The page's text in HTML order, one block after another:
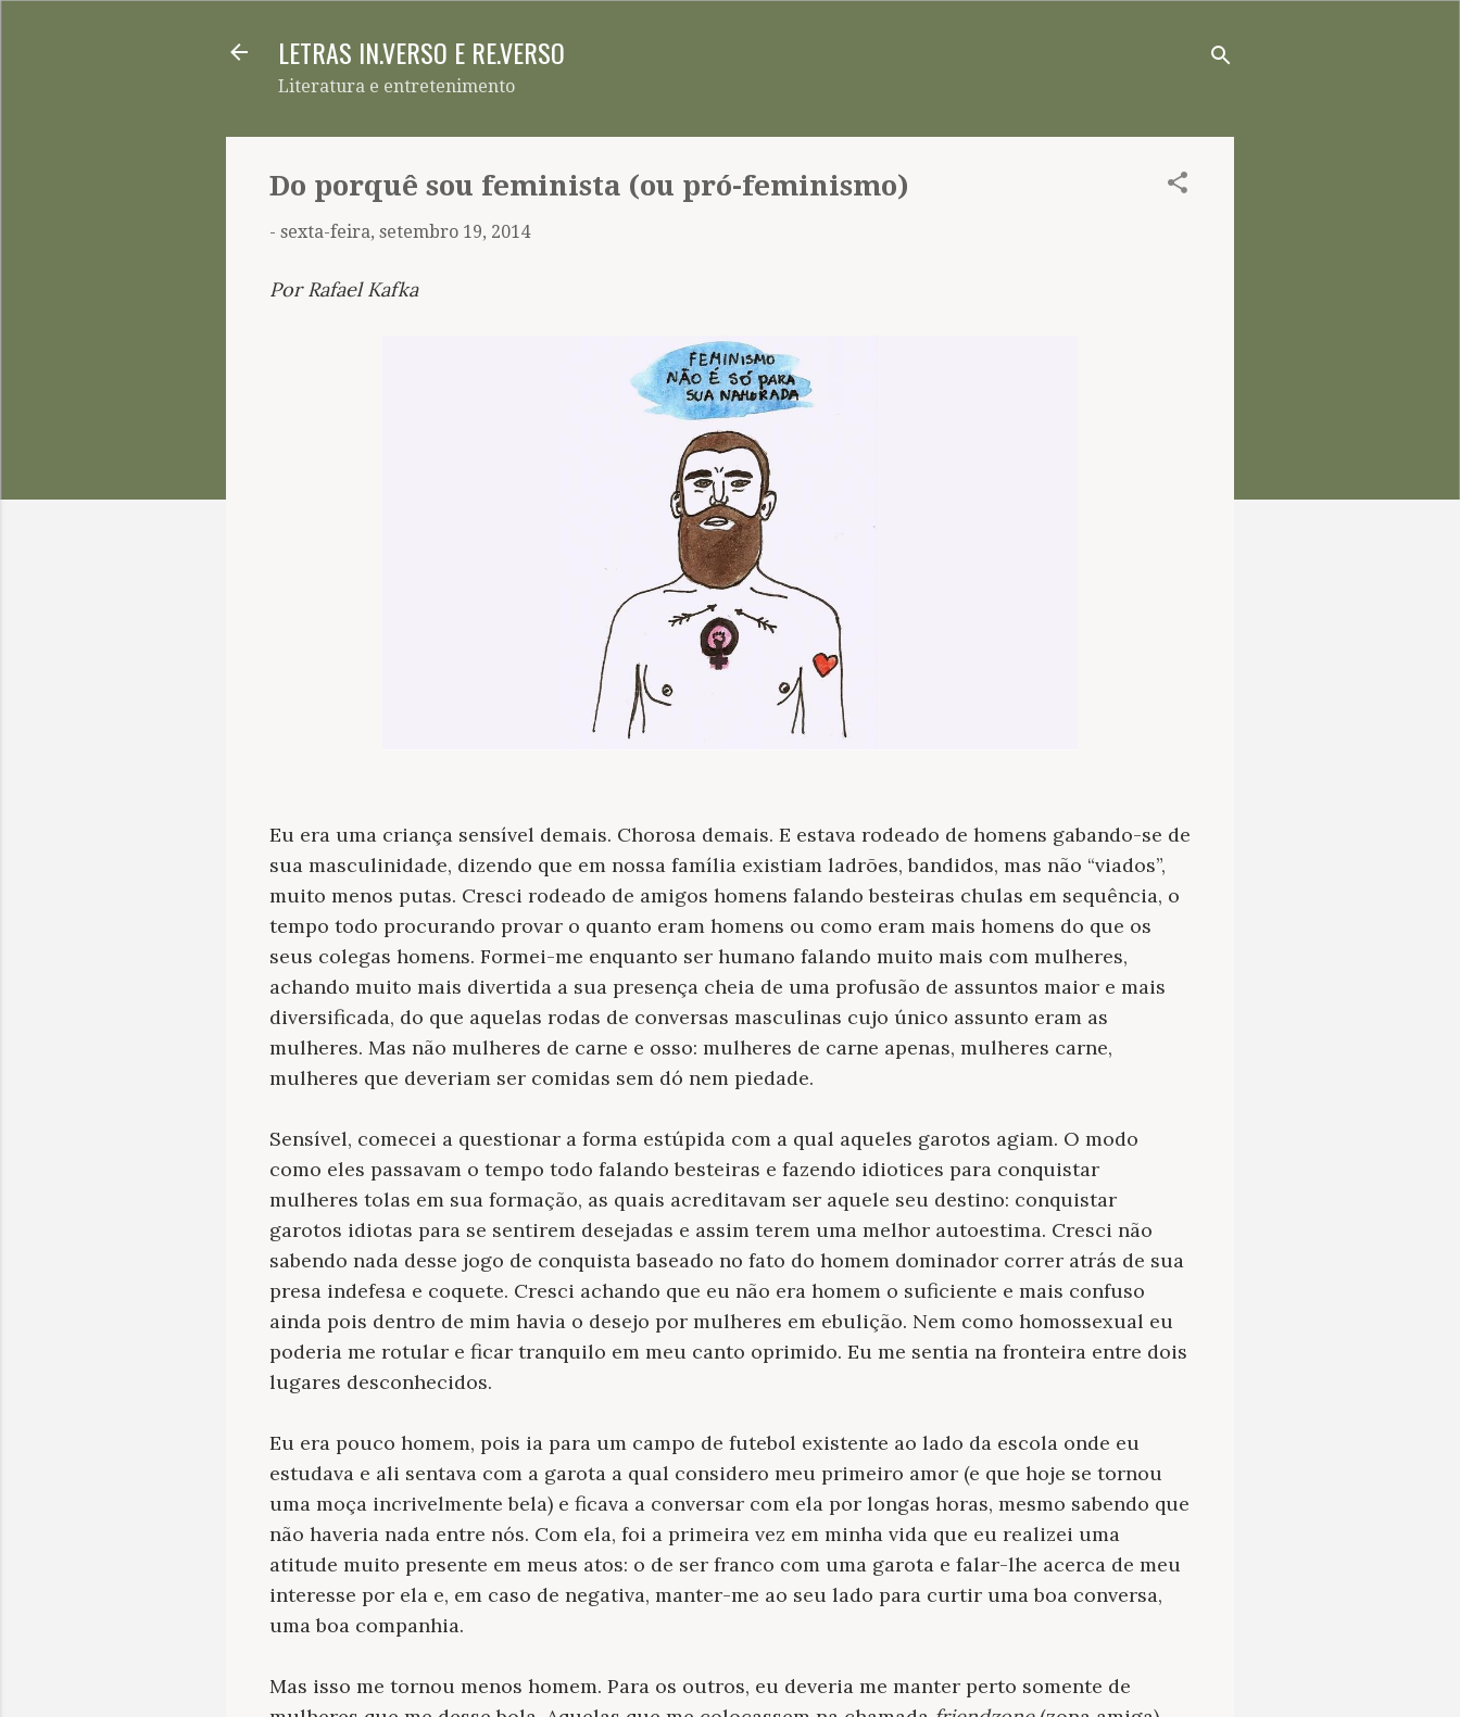
LETRAS IN.VERSO E RE.VERSO
Literatura e entretenimento
Do porquê sou feminista (ou pró-feminismo)
- sexta-feira, setembro 19, 2014
Por Rafael Kafka
Eu era uma criança sensível demais. Chorosa demais. E estava rodeado de homens gabando-se de
sua masculinidade, dizendo que em nossa família existiam ladrões, bandidos, mas não “viados”,
muito menos putas. Cresci rodeado de amigos homens falando besteiras chulas em sequência, o
tempo todo procurando provar o quanto eram homens ou como eram mais homens do que os
seus colegas homens. Formei-me enquanto ser humano falando muito mais com mulheres,
achando muito mais divertida a sua presença cheia de uma profusão de assuntos maior e mais
diversificada, do que aquelas rodas de conversas masculinas cujo único assunto eram as
mulheres. Mas não mulheres de carne e osso: mulheres de carne apenas, mulheres carne,
mulheres que deveriam ser comidas sem dó nem piedade.
Sensível, comecei a questionar a forma estúpida com a qual aqueles garotos agiam. O modo
como eles passavam o tempo todo falando besteiras e fazendo idiotices para conquistar
mulheres tolas em sua formação, as quais acreditavam ser aquele seu destino: conquistar
garotos idiotas para se sentirem desejadas e assim terem uma melhor autoestima. Cresci não
sabendo nada desse jogo de conquista baseado no fato do homem dominador correr atrás de sua
presa indefesa e coquete. Cresci achando que eu não era homem o suficiente e mais confuso
ainda pois dentro de mim havia o desejo por mulheres em ebulição. Nem como homossexual eu
poderia me rotular e ficar tranquilo em meu canto oprimido. Eu me sentia na fronteira entre dois
lugares desconhecidos.
Eu era pouco homem, pois ia para um campo de futebol existente ao lado da escola onde eu
estudava e ali sentava com a garota a qual considero meu primeiro amor (e que hoje se tornou
uma moça incrivelmente bela) e ficava a conversar com ela por longas horas, mesmo sabendo que
não haveria nada entre nós. Com ela, foi a primeira vez em minha vida que eu realizei uma
atitude muito presente em meus atos: o de ser franco com uma garota e falar-lhe acerca de meu
interesse por ela e, em caso de negativa, manter-me ao seu lado para curtir uma boa conversa,
uma boa companhia.
Mas isso me tornou menos homem. Para os outros, eu deveria me manter perto somente de